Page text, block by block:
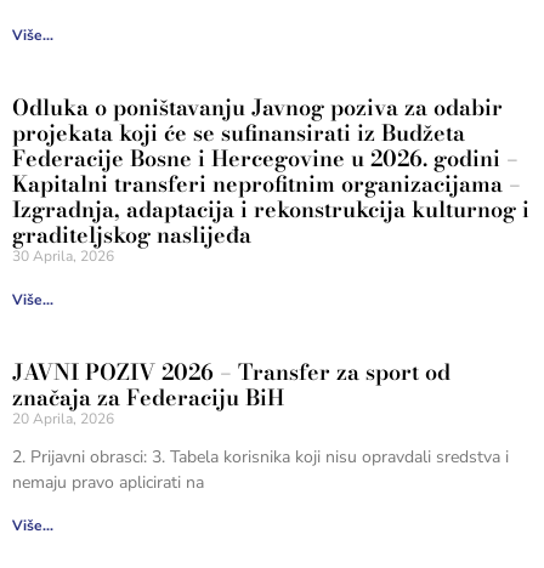
Više...
Odluka o poništavanju Javnog poziva za odabir
projekata koji će se sufinansirati iz Budžeta
Federacije Bosne i Hercegovine u 2026. godini –
Kapitalni transferi neprofitnim organizacijama –
Izgradnja, adaptacija i rekonstrukcija kulturnog i
graditeljskog naslijeđa
30 Aprila, 2026
Više...
JAVNI POZIV 2026 – Transfer za sport od
značaja za Federaciju BiH
20 Aprila, 2026
2. Prijavni obrasci: 3. Tabela korisnika koji nisu opravdali sredstva i
nemaju pravo aplicirati na
Više...